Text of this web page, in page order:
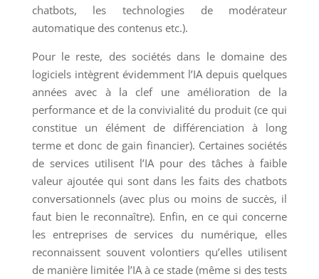
chatbots, les technologies de modérateur
automatique des contenus etc.).
Pour le reste, des sociétés dans le domaine des
logiciels intègrent évidemment l’IA depuis quelques
années avec à la clef une amélioration de la
performance et de la convivialité du produit (ce qui
constitue un élément de différenciation à long
terme et donc de gain financier). Certaines sociétés
de services utilisent l’IA pour des tâches à faible
valeur ajoutée qui sont dans les faits des chatbots
conversationnels (avec plus ou moins de succès, il
faut bien le reconnaître). Enfin, en ce qui concerne
les entreprises de services du numérique, elles
reconnaissent souvent volontiers qu’elles utilisent
de manière limitée l’IA à ce stade (même si des tests